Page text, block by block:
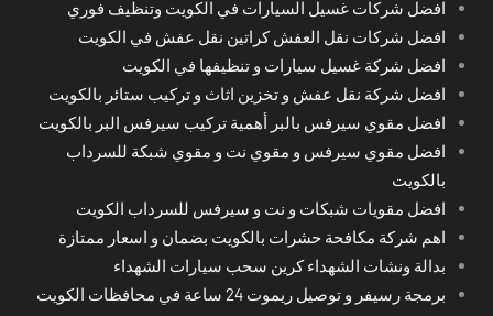
افضل شركات غسيل السيارات في الكويت وتنظيف فوري
افضل شركات نقل العفش كراتين نقل عفش في الكويت
افضل شركة غسيل سيارات و تنظيفها في الكويت
افضل شركة نقل عفش و تخزين اثاث و تركيب ستائر بالكويت
افضل مقوي سيرفس بالبر أهمية تركيب سيرفس البر بالكويت
افضل مقوي سيرفس و مقوي نت و مقوي شبكة للسرداب
بالكويت
افضل مقويات شبكات و نت و سيرفس للسرداب الكويت
اهم شركة مكافحة حشرات بالكويت بضمان و اسعار ممتازة
بدالة ونشات الشهداء كرين سحب سيارات الشهداء
برمجة رسيفر و توصيل ريموت 24 ساعة في محافظات الكويت